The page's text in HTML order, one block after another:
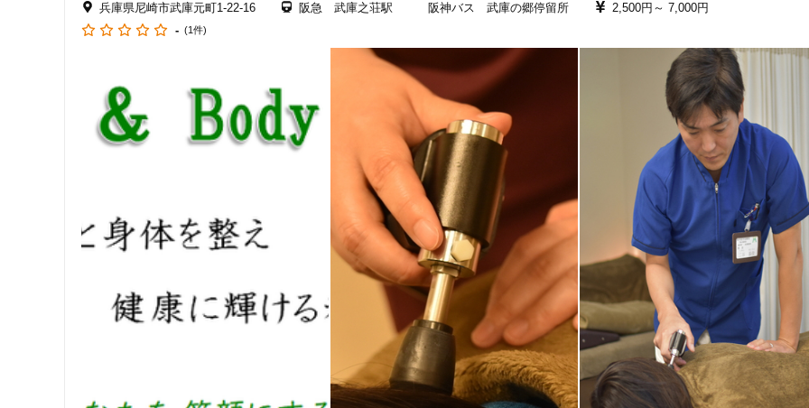
通院手段の特徴
設備の特徴
キッズスペースあり バリアフリー 個室完備
女性スタッフ在籍 女性限定
コロナ対応 オンラインサポートあり 丁寧な説明
カルテ共有 経験豊富なスタッフ在籍
施術の特徴
兵庫県尼崎市武庫元町1-22-16 阪急 武庫之荘駅 阪神バス 武庫の郷停留所 2,500円～ 7,000円
- (1件)
「健康にはりを見た」